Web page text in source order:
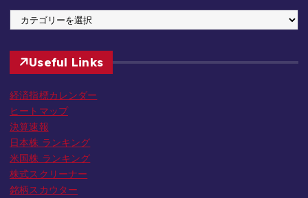
e
a
t
o
r
y
Useful Links
経済指標カレンダー
ヒートマップ
決算速報
日本株 ランキング
米国株 ランキング
株式スクリーナー
銘柄スカウター